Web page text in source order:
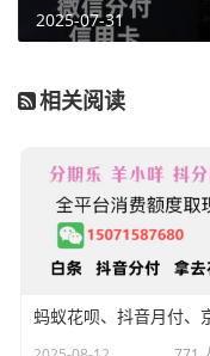
2025-07-31
相关阅读